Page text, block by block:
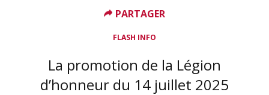
FLASH INFO
La promotion de la Légion
d’honneur du 14 juillet 2025
PARTAGER